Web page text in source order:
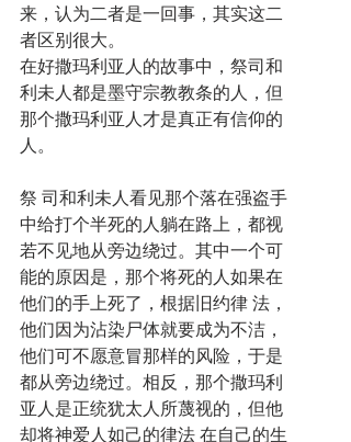
来，认为二者是一回事，其实这二
者区别很大。
在好撒玛利亚人的故事中，祭司和
利未人都是墨守宗教教条的人，但
那个撒玛利亚人才是真正有信仰的
人。
祭 司和利未人看见那个落在强盗手
中给打个半死的人躺在路上，都视
若不见地从旁边绕过。其中一个可
能的原因是，那个将死的人如果在
他们的手上死了，根据旧约律 法，
他们因为沾染尸体就要成为不洁，
他们可不愿意冒那样的风险，于是
都从旁边绕过。相反，那个撒玛利
亚人是正统犹太人所蔑视的，但他
却将神爱人如己的律法 在自己的生